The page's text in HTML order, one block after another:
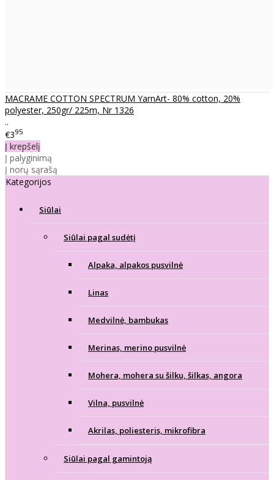
MACRAME COTTON SPECTRUM YarnArt- 80% cotton, 20%
polyester, 250gr/ 225m, Nr 1326
..
€395
Į krepšelį
Į palyginimą
Į norų sąrašą
Kategorijos
Siūlai
Siūlai pagal sudėtį
Alpaka, alpakos pusvilnė
Linas
Medvilnė, bambukas
Merinas, merino pusvilnė
Mohera, mohera su šilku, šilkas, angora
Vilna, pusvilnė
Akrilas, poliesteris, mikrofibra
Siūlai pagal gamintoją